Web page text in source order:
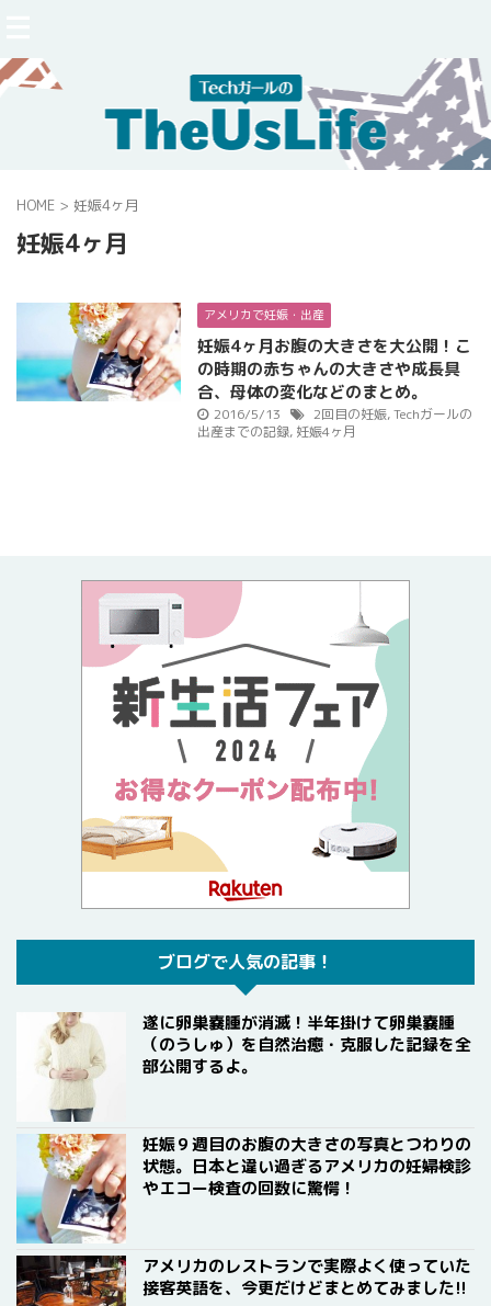
HOME > 妊娠4ヶ月
妊娠4ヶ月
アメリカで妊娠・出産
妊娠4ヶ月お腹の大きさを大公開！こ
の時期の赤ちゃんの大きさや成長具
合、母体の変化などのまとめ。
2016/5/13 2回目の妊娠,Techガールの
出産までの記録, 妊娠4ヶ月
ブログで人気の記事！
遂に卵巣嚢腫が消滅！半年掛けて卵巣嚢腫
（のうしゅ）を自然治癒・克服した記録を全
部公開するよ。
妊娠９週目のお腹の大きさの写真とつわりの
状態。日本と違い過ぎるアメリカの妊婦検診
やエコー検査の回数に驚愕！
アメリカのレストランで実際よく使っていた
接客英語を、今更だけどまとめてみました!!